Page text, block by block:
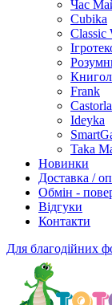
Час
Cubika
Classic
Frank
Ideyka
Taka
Новинки
Доставка /
Обмін -
Відгуки
Контакти
Для благодійних